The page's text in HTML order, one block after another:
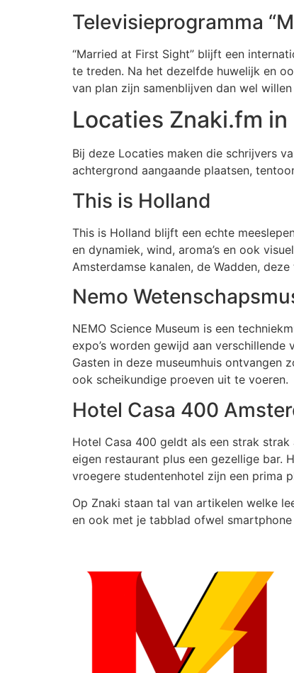
Televisieprogramma
“Married at First Sight” blijft een
te treden. Na het dezelfde huwelijk en
van plan zijn samenblijven dan wel willen
Locaties Znaki.fm
Bij deze Locaties maken die schrijvers
achtergrond aangaande plaatsen,
This is Holland
This is Holland blijft een echte
en dynamiek, wind, aroma’s en ook
Amsterdamse kanalen, de Wadden,
Nemo
NEMO Science Museum is een
expo’s worden gewijd aan
Gasten in deze museumhuis ontvangen
ook scheikundige proeven uit te voeren.
Hotel Casa 400
Hotel Casa 400 geldt als een strak
eigen restaurant plus een gezellige bar.
vroegere studentenhotel zijn een prima
Op Znaki staan tal van artikelen welke
en ook met je tabblad ofwel